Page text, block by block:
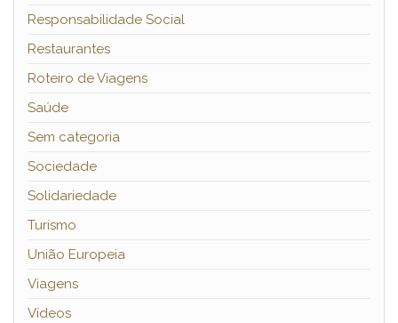
Responsabilidade Social
Restaurantes
Roteiro de Viagens
Saúde
Sem categoria
Sociedade
Solidariedade
Turismo
União Europeia
Viagens
Vídeos